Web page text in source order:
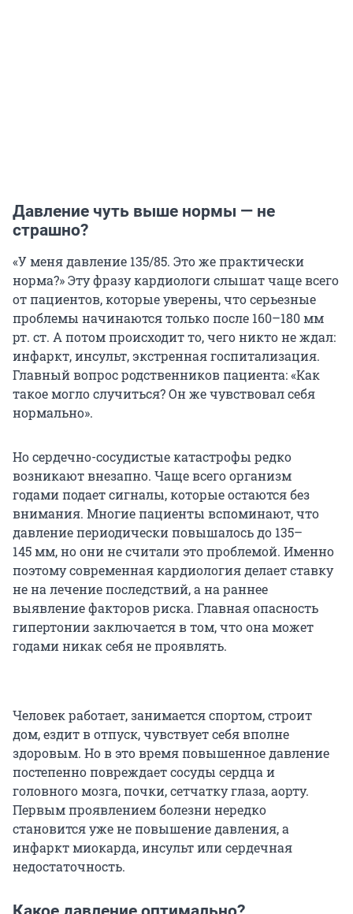
Давление чуть выше нормы — не
страшно?
«У меня давление 135/85. Это же практически
норма?» Эту фразу кардиологи слышат чаще всего
от пациентов, которые уверены, что серьезные
проблемы начинаются только после 160–180 мм
рт. ст. А потом происходит то, чего никто не ждал:
инфаркт, инсульт, экстренная госпитализация.
Главный вопрос родственников пациента: «Как
такое могло случиться? Он же чувствовал себя
нормально».
Но сердечно-сосудистые катастрофы редко
возникают внезапно. Чаще всего организм
годами подает сигналы, которые остаются без
внимания. Многие пациенты вспоминают, что
давление периодически повышалось до 135–
145 мм, но они не считали это проблемой. Именно
поэтому современная кардиология делает ставку
не на лечение последствий, а на раннее
выявление факторов риска. Главная опасность
гипертонии заключается в том, что она может
годами никак себя не проявлять.
Человек работает, занимается спортом, строит
дом, ездит в отпуск, чувствует себя вполне
здоровым. Но в это время повышенное давление
постепенно повреждает сосуды сердца и
головного мозга, почки, сетчатку глаза, аорту.
Первым проявлением болезни нередко
становится уже не повышение давления, а
инфаркт миокарда, инсульт или сердечная
недостаточность.